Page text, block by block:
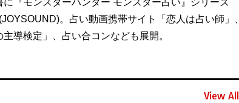
。占い動画携帯サイト「恋人は占い師」、
導検定」、占い合コンなども展開。
View All